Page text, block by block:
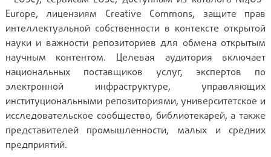
Europe, лицензиям Creative Commons, защите прав
интеллектуальной собственности в контексте открытой
науки и важности репозиториев для обмена открытым
научным контентом. Целевая аудитория включает
национальных поставщиков услуг, экспертов по
электронной инфраструктуре, управляющих
институциональными репозиториями, университетское и
исследовательское сообщество, библиотекарей, а также
представителей промышленности, малых и средних
предприятий.